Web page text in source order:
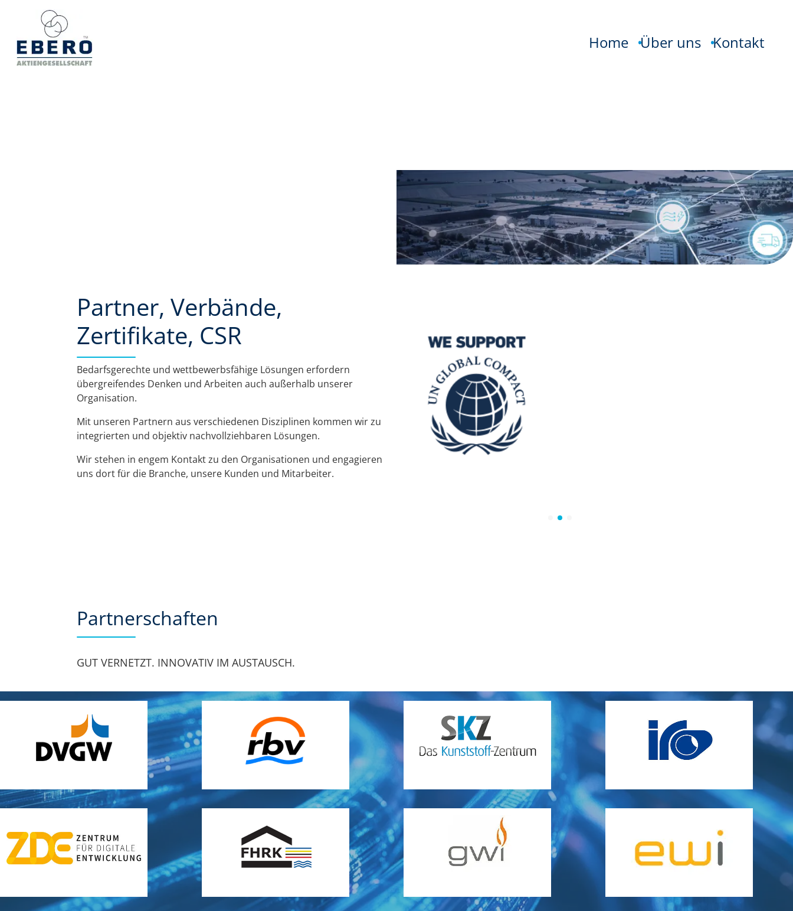
Home Über uns Kontakt
Partner, Verbände,
Zertifikate, CSR
Bedarfsgerechte und wettbewerbsfähige Lösungen erfordern
übergreifendes Denken und Arbeiten auch außerhalb unserer
Organisation.
Mit unseren Partnern aus verschiedenen Disziplinen kommen wir zu
integrierten und objektiv nachvollziehbaren Lösungen.
Wir stehen in engem Kontakt zu den Organisationen und engagieren
uns dort für die Branche, unsere Kunden und Mitarbeiter.
Partnerschaften
GUT VERNETZT. INNOVATIV IM AUSTAUSCH.